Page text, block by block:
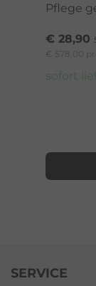
Pflege
€ 28,90
€ 578,00 pro
sofort
SERVICE